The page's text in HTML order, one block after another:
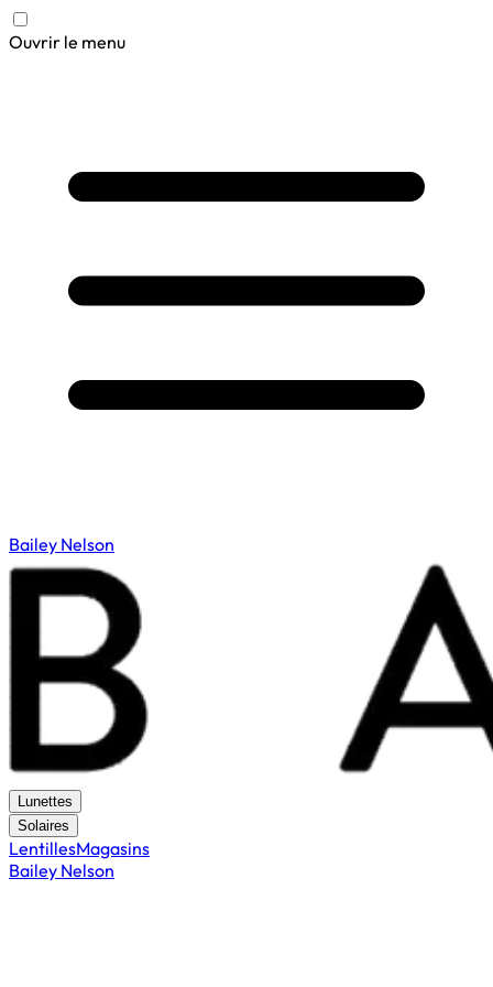
Ouvrir le menu
Bailey Nelson
Lunettes
Solaires
LentillesMagasins
Bailey Nelson